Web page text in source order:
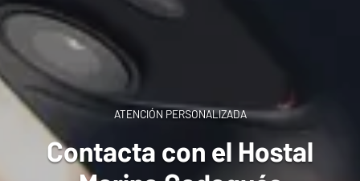
ATENCIÓN PERSONALIZADA
Contacta con el Hostal